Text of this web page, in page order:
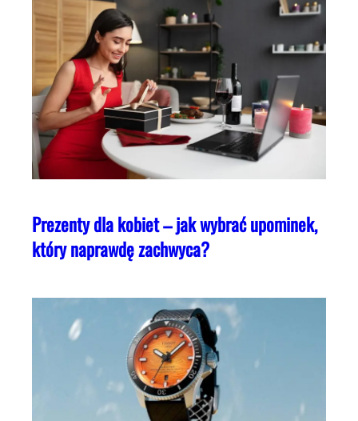
Prezenty dla kobiet – jak wybrać upominek,
który naprawdę zachwyca?